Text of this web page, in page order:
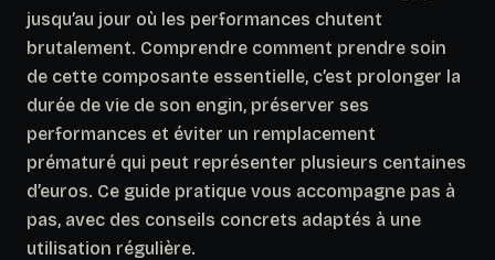
jusqu’au jour où les performances chutent
brutalement. Comprendre comment prendre soin
de cette composante essentielle, c’est prolonger la
durée de vie de son engin, préserver ses
performances et éviter un remplacement
prématuré qui peut représenter plusieurs centaines
d’euros. Ce guide pratique vous accompagne pas à
pas, avec des conseils concrets adaptés à une
utilisation régulière.